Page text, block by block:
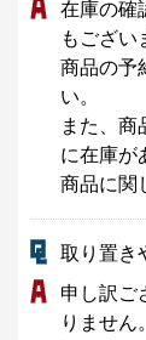
在庫の確
もござい
商品の予
い。
また、商
に在庫が
商品に関
取り置き
申し訳ご
りません。